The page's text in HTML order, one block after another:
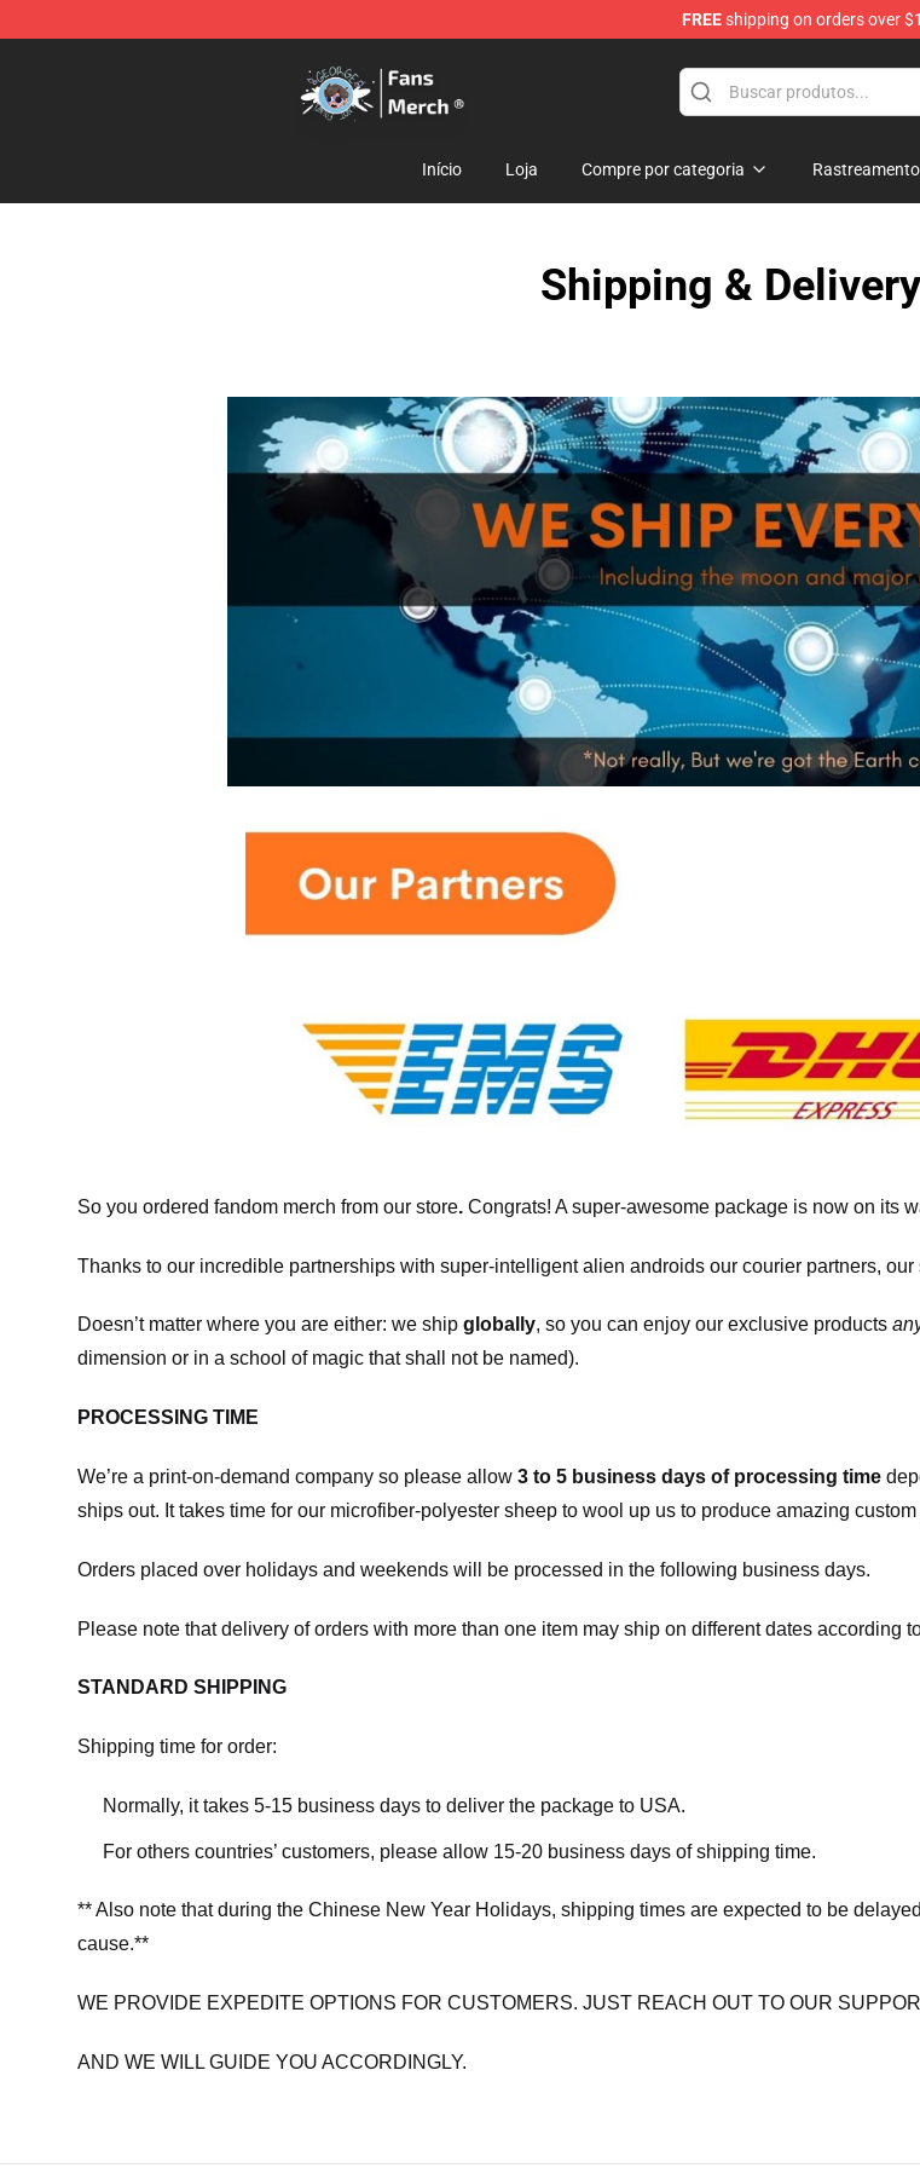
FREEshipping on orders over
Início Loja Compre por categoria
Shipping &
So you ordered fandom merch from our store. Congrats! A super-awesome package is now on its
Thanks to our incredible partnerships with super-intelligent alien androids our courier partners,
Doesn’t matter where you are either: we ship globally, so you can enjoy our exclusive products
dimension or in a school of magic that shall not be named).
PROCESSING TIME
We’re a print-on-demand company so please allow 3 to 5 business days of processing time
ships out. It takes time for our microfiber-polyester sheep to wool up us to produce amazing custom
Orders placed over holidays and weekends will be processed in the following business days.
Please note that delivery of orders with more than one item may ship on different dates according
STANDARD SHIPPING
Shipping time for order:
Normally, it takes 5-15 business days to deliver the package to USA.
For others countries’ customers, please allow 15-20 business days of shipping time.
** Also note that during the Chinese New Year Holidays, shipping times are expected to be
cause.**
WE PROVIDE EXPEDITE OPTIONS FOR CUSTOMERS. JUST REACH OUT TO OUR
AND WE WILL GUIDE YOU ACCORDINGLY.